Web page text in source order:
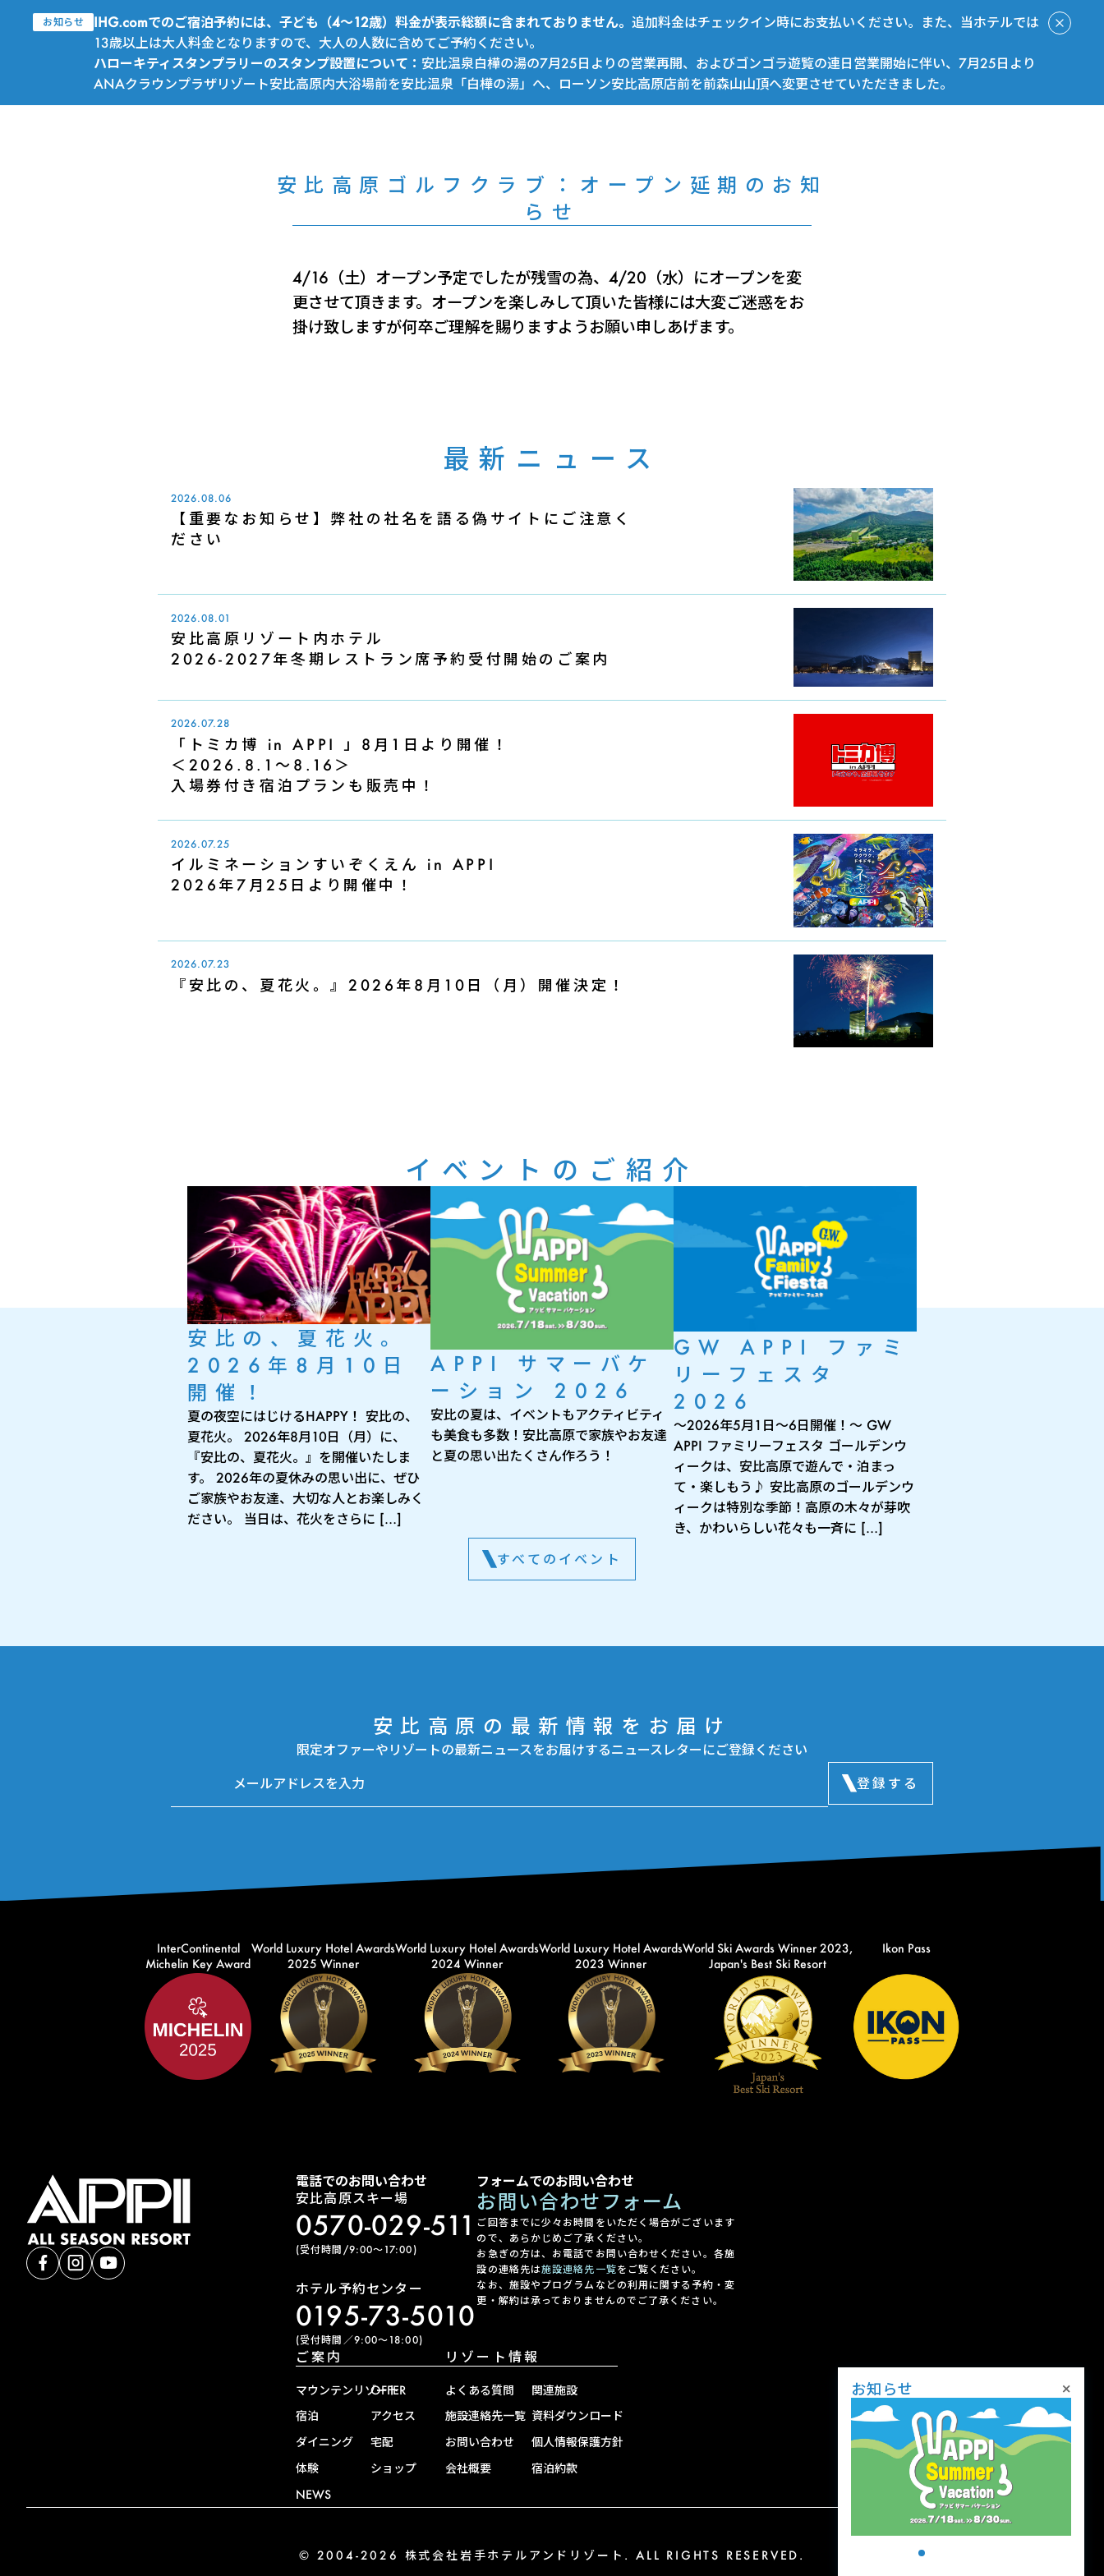
お知らせ IHG.comでのご宿泊予約には、子ども（4～12歳）料金が表示総額に含まれておりません。追加料金はチェックイン時にお支払いください。また、当ホテルでは
13歳以上は大人料金となりますので、大人の人数に含めてご予約ください。
ハローキティスタンプラリーのスタンプ設置について：安比温泉白樺の湯の7月25日よりの営業再開、およびゴンゴラ遊覧の連日営業開始に伴い、7月25日より
ANAクラウンプラザリゾート安比高原内大浴場前を安比温泉「白樺の湯」へ、ローソン安比高原店前を前森山山頂へ変更させていただきました。
安比高原ゴルフクラブ：オープン延期のお知
らせ
4/16（土）オープン予定でしたが残雪の為、4/20（水）にオープンを変
更させて頂きます。オープンを楽しみして頂いた皆様には大変ご迷惑をお
掛け致しますが何卒ご理解を賜りますようお願い申しあげます。
最新ニュース
2026.08.06
【重要なお知らせ】弊社の社名を語る偽サイトにご注意く
ださい
2026.08.01
安比高原リゾート内ホテル
2026-2027年冬期レストラン席予約受付開始のご案内
2026.07.28
「トミカ博 in APPI 」8月1日より開催！
＜2026.8.1～8.16＞
入場券付き宿泊プランも販売中！
2026.07.25
イルミネーションすいぞくえん in APPI
2026年7月25日より開催中！
2026.07.23
『安比の、夏花火。』2026年8月10日（月）開催決定！
イベントのご紹介
安比の、夏花火。
2026年8月10日
開催！
夏の夜空にはじけるHAPPY！ 安比の、
夏花火。 2026年8月10日（月）に、
『安比の、夏花火。』を開催いたしま
す。 2026年の夏休みの思い出に、ぜひ
ご家族やお友達、大切な人とお楽しみく
ださい。 当日は、花火をさらに […]
APPI サマーバケ
ーション 2026
安比の夏は、イベントもアクティビティ
も美食も多数！安比高原で家族やお友達
と夏の思い出たくさん作ろう！
GW APPI ファミ
リーフェスタ
2026
～2026年5月1日～6日開催！～ GW
APPI ファミリーフェスタ ゴールデンウ
ィークは、安比高原で遊んで・泊まっ
て・楽しもう♪ 安比高原のゴールデンウ
ィークは特別な季節！高原の木々が芽吹
き、かわいらしい花々も一斉に […]
すべてのイベント
安比高原の最新情報をお届け
限定オファーやリゾートの最新ニュースをお届けするニュースレターにご登録ください
登録する
InterContinental
Michelin Key Award
World Luxury Hotel Awards
2025 Winner
World Luxury Hotel Awards
2024 Winner
World Luxury Hotel Awards
2023 Winner
World Ski Awards Winner 2023,
Japan's Best Ski Resort
Ikon Pass
電話でのお問い合わせ
安比高原スキー場
0570-029-511
(受付時間/9:00〜17:00)
ホテル予約センター
0195-73-5010
(受付時間／9:00〜18:00)
フォームでのお問い合わせ
お問い合わせフォーム
ご回答までに少々お時間をいただく場合がございます
ので、あらかじめご了承ください。
お急ぎの方は、お電話でお問い合わせください。各施
設の連絡先は施設連絡先一覧をご覧ください。
なお、施設やプログラムなどの利用に関する予約・変
更・解約は承っておりませんのでご了承ください。
ご案内
マウンテンリゾート
宿泊
ダイニング
体験
NEWS
OFFER
アクセス
宅配
ショップ
リゾート情報
よくある質問
施設連絡先一覧
お問い合わせ
会社概要
関連施設
資料ダウンロード
個人情報保護方針
宿泊約款
© 2004-2026 株式会社岩手ホテルアンドリゾート. ALL RIGHTS RESERVED.
お知らせ ×